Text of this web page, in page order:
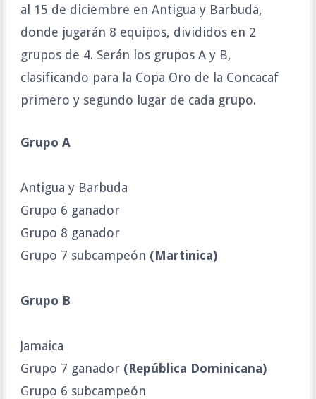
al 15 de diciembre en Antigua y Barbuda,
donde jugarán 8 equipos, divididos en 2
grupos de 4. Serán los grupos A y B,
clasificando para la Copa Oro de la Concacaf
primero y segundo lugar de cada grupo.
Grupo A
Antigua y Barbuda
Grupo 6 ganador
Grupo 8 ganador
Grupo 7 subcampeón (Martinica)
Grupo B
Jamaica
Grupo 7 ganador (República Dominicana)
Grupo 6 subcampeón